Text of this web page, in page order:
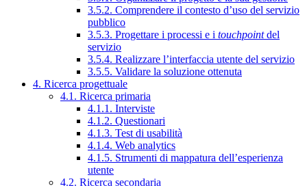
3.5.2. Comprendere il contesto d’uso del servizio
pubblico
3.5.3. Progettare i processi e i touchpointdel
servizio
3.5.4. Realizzare l’interfaccia utente del servizio
3.5.5. Validare la soluzione ottenuta
4. Ricerca progettuale
4.1. Ricerca primaria
4.1.1. Interviste
4.1.2. Questionari
4.1.3. Test di usabilità
4.1.4. Web analytics
4.1.5. Strumenti di mappatura dell’esperienza
utente
4.2. Ricerca secondaria